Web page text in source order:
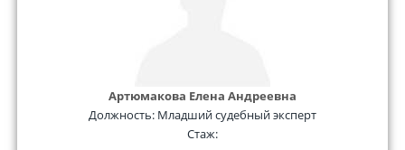
Артюмакова Елена Андреевна
Должность: Младший судебный эксперт
Стаж: